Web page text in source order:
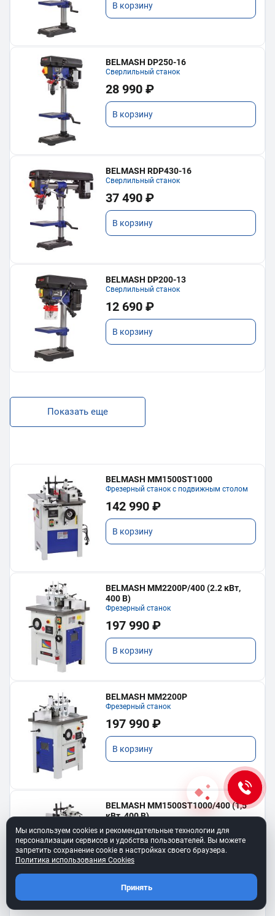
В корзину
BELMASH DP250-16
Сверлильный станок
28 990 ₽
В корзину
BELMASH RDP430-16
Сверлильный станок
37 490 ₽
В корзину
BELMASH DP200-13
Сверлильный станок
12 690 ₽
В корзину
Показать еще
BELMASH MM1500ST1000
Фрезерный станок с подвижным столом
142 990 ₽
В корзину
BELMASH MM2200P/400 (2.2 кВт,
400 В)
Фрезерный станок
197 990 ₽
В корзину
BELMASH MM2200P
Фрезерный станок
197 990 ₽
В корзину
BELMASH MM1500ST1000/400 (1,5
кВт, 400 В)
142 990 ₽
Мы используем cookies и рекомендательные технологии для
персонализации сервисов и удобства пользователей. Вы можете
запретить сохранение cookie в настройках своего браузера.
Политика использования Cookies
Принять